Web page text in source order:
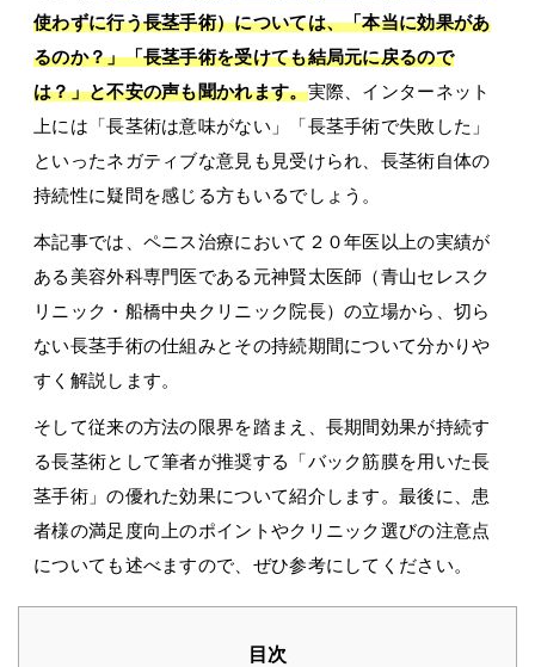
使わずに行う長茎手術）については、「本当に効果があ
るのか？」「長茎手術を受けても結局元に戻るので
は？」と不安の声も聞かれます。実際、インターネット
上には「長茎術は意味がない」「長茎手術で失敗した」
といったネガティブな意見も見受けられ、長茎術自体の
持続性に疑問を感じる方もいるでしょう。
本記事では、ペニス治療において２０年医以上の実績が
ある美容外科専門医である元神賢太医師（青山セレスク
リニック・船橋中央クリニック院長）の立場から、切ら
ない長茎手術の仕組みとその持続期間について分かりや
すく解説します。
そして従来の方法の限界を踏まえ、長期間効果が持続す
る長茎術として筆者が推奨する「バック筋膜を用いた長
茎手術」の優れた効果について紹介します。最後に、患
者様の満足度向上のポイントやクリニック選びの注意点
についても述べますので、ぜひ参考にしてください。
目次